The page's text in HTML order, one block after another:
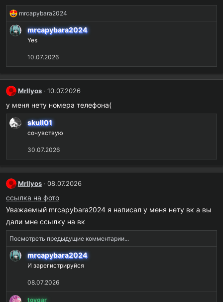
:
Р
а
:
mrcapybara2024
mrcapybara2024
Yes
10.07.2026
MrIlyos 10.07.2026
у меня нету номера телефона(
skull01
сочувствую
30.07.2026
MrIlyos 08.07.2026
ссылка на фото
Уважаемый mrcapybara2024 я написал у меня нету вк а вы
дали мне ссылку на вк
Посмотреть предыдущие комментарии...
mrcapybara2024
И зарегистрируйся
08.07.2026
tovgar